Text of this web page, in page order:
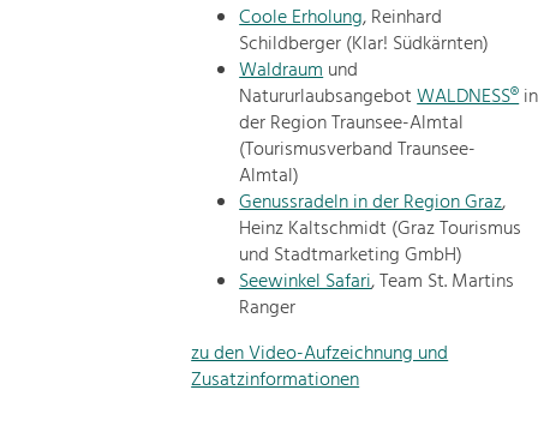
Coole Erholung, Reinhard
Schildberger (Klar! Südkärnten)
Waldraumund
NatururlaubsangebotWALDNESS®in
der Region Traunsee-Almtal
(Tourismusverband Traunsee-
Almtal)
Genussradeln in der Region Graz,
Heinz Kaltschmidt (Graz Tourismus
und Stadtmarketing GmbH)
Seewinkel Safari, Team St. Martins
Ranger
zu den Video-Aufzeichnung und
Zusatzinformationen